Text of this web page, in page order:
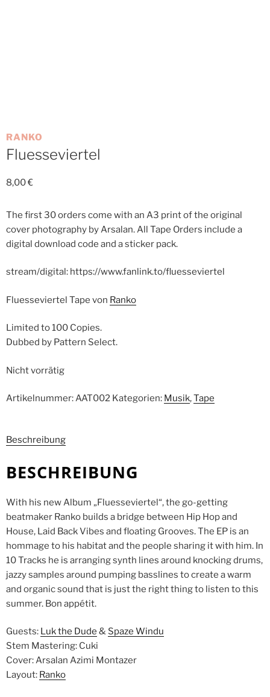
RANKO
Fluesseviertel
8,00€
The first 30 orders come with an A3 print of the original
cover photography by Arsalan. All Tape Orders include a
digital download code and a sticker pack.
stream/digital: https://www.fanlink.to/fluesseviertel
Fluesseviertel Tape von Ranko
Limited to 100 Copies.
Dubbed by Pattern Select.
Nicht vorrätig
Artikelnummer:AAT002 Kategorien: Musik,Tape
Beschreibung
BESCHREIBUNG
With his new Album „Fluesseviertel“, the go-getting
beatmaker Ranko builds a bridge between Hip Hop and
House, Laid Back Vibes and floating Grooves. The EP is an
hommage to his habitat and the people sharing it with him. In
10 Tracks he is arranging synth lines around knocking drums,
jazzy samples around pumping basslines to create a warm
and organic sound that is just the right thing to listen to this
summer. Bon appétit.
Guests: Luk the Dude & Spaze Windu
Stem Mastering: Cuki
Cover: Arsalan Azimi Montazer
Layout: Ranko